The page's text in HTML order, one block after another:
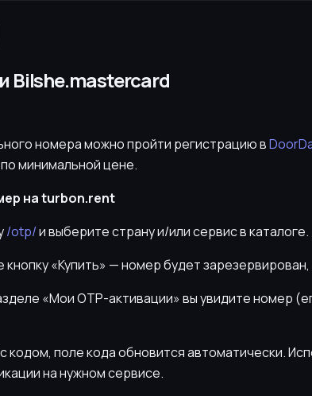
Bilshe.mastercard
номера можно пройти регистрацию в
минимальной цене.
на turbon.rent
/otp/и выберите страну и/или сервис в каталоге.
«Купить» — номер будет
«Мои OTP-активации» вы увидите номер
кодом, поле кода обновится автоматически.
на нужном сервисе.